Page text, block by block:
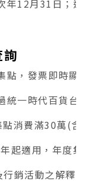
年12月31日；逾
點，發票即時顯示
統一時代百貨台
消費滿30萬(含)
起適用，年度集
銷活動之解釋、